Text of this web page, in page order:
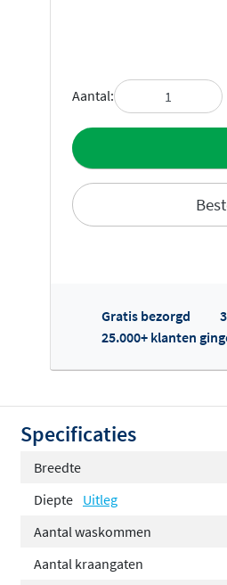
Aantal:
Toevoegen aan
Gratis bezorgd
25.000+ klanten
Specificaties
Breedte
Diepte Uitleg
Aantal waskommen
Aantal kraangaten